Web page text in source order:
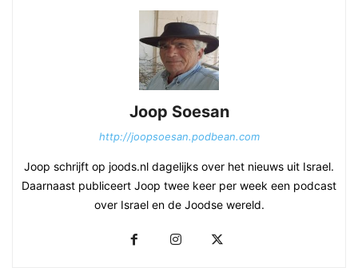
Joop Soesan
http://joopsoesan.podbean.com
Joop schrijft op joods.nl dagelijks over het nieuws uit Israel.
Daarnaast publiceert Joop twee keer per week een podcast
over Israel en de Joodse wereld.